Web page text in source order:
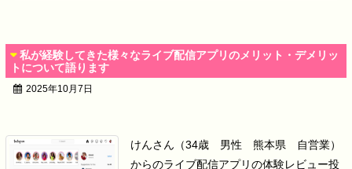
私が経験してきた様々なライブ配信アプリのメリット・デメリッ
トについて語ります
2025年10月7日
けんさん（34歳 男性 熊本県 自営業）
からのライブ配信アプリの体験レビュー投